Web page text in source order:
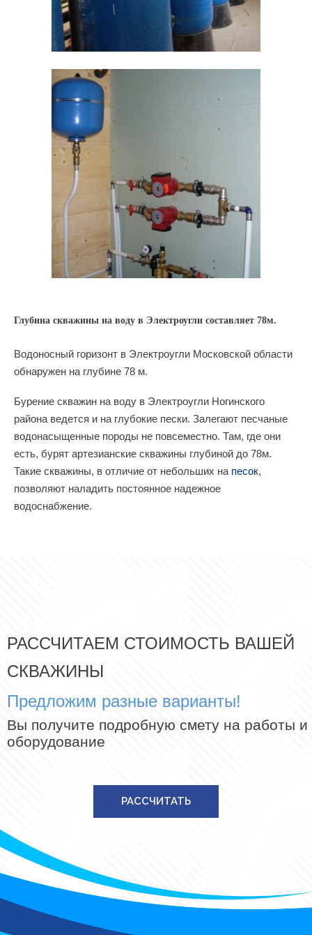
Глубина скважины на воду в Электроугли составляет 78м.
Водоносный горизонт в Электроугли Московской области
обнаружен на глубине 78 м.
Бурение скважин на воду в Электроугли Ногинского
района ведется и на глубокие пески. Залегают песчаные
водонасыщенные породы не повсеместно. Там, где они
есть, бурят артезианские скважины глубиной до 78м.
Такие скважины, в отличие от небольших на песок,
позволяют наладить постоянное надежное
водоснабжение.
РАССЧИТАЕМ СТОИМОСТЬ ВАШЕЙ
СКВАЖИНЫ
Предложим разные варианты!
Вы получите подробную смету на работы и
оборудование
РАССЧИТАТЬ